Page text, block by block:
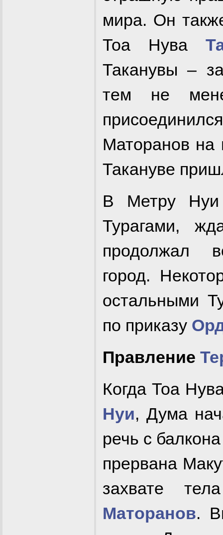
мира. Он
Тоа Нува
Таканувы –
тем не
Маторанов на
Такануве
В Метру Нуи
Турагами,
продолжал
город.
остальными
по приказу
Правление
Когда Тоа
Нуи, Дума
речь с
прервана
захвате
Маторанов.